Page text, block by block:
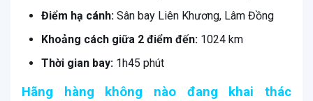
Điểm hạ cánh: Sân bay Liên Khương, Lâm Đồng
Khoảng cách giữa 2 điểm đến: 1024 km
Thời gian bay: 1h45 phút
Hãng hàng không nào đang khai thác